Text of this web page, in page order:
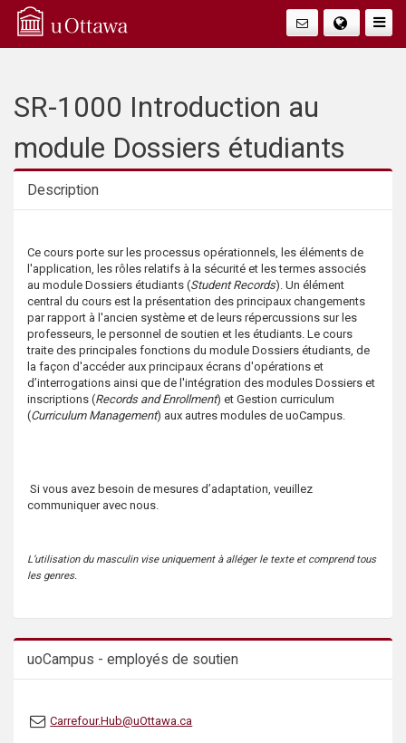
Q
Faire
SR-1000 Introduction au
module Dossiers étudiants
Description
Ce cours porte sur les processus opérationnels, les éléments de
l'application, les rôles relatifs à la sécurité et les termes associés
au module Dossiers étudiants (Student Records). Un élément
central du cours est la présentation des principaux changements
par rapport à l'ancien système et de leurs répercussions sur les
professeurs, le personnel de soutien et les étudiants. Le cours
traite des principales fonctions du module Dossiers étudiants, de
la façon d'accéder aux principaux écrans d'opérations et
d’interrogations ainsi que de l'intégration des modules Dossiers et
inscriptions (Records and Enrollment) et Gestion curriculum
(Curriculum Management) aux autres modules de uoCampus.
Si vous avez besoin de mesures d’adaptation, veuillez
communiquer avec nous.
L’utilisation du masculin vise uniquement à alléger le texte et comprend tous
les genres.
uoCampus - employés de soutien
Carrefour.Hub@uOttawa.ca